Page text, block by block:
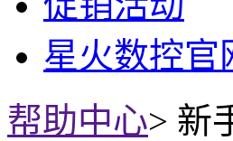
星火数控官
帮助中心> 新